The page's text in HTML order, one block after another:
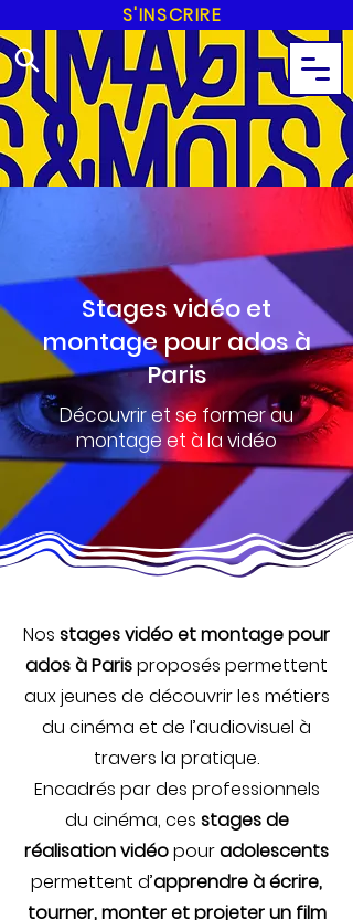
S'INSCRIRE
Stages vidéo et
montage pour ados à
Paris
Découvrir et se former au
montage et à la vidéo
Nos stages vidéo et montage pour
ados à Parisproposés permettent
aux jeunes de découvrir les métiers
du cinéma et de l’audiovisuel à
travers la pratique.
Encadrés par des professionnels
du cinéma, ces stages de
réalisation vidéopouradolescents
permettent d’apprendre à écrire,
tourner, monter et projeter un film